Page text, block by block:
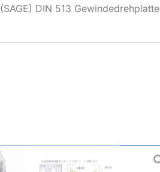
(SAGE) DIN 513 Gewindedrehplatte